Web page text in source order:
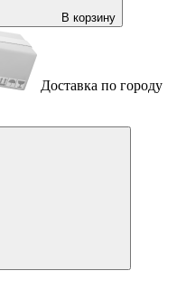
В корзину
Доставка по городу